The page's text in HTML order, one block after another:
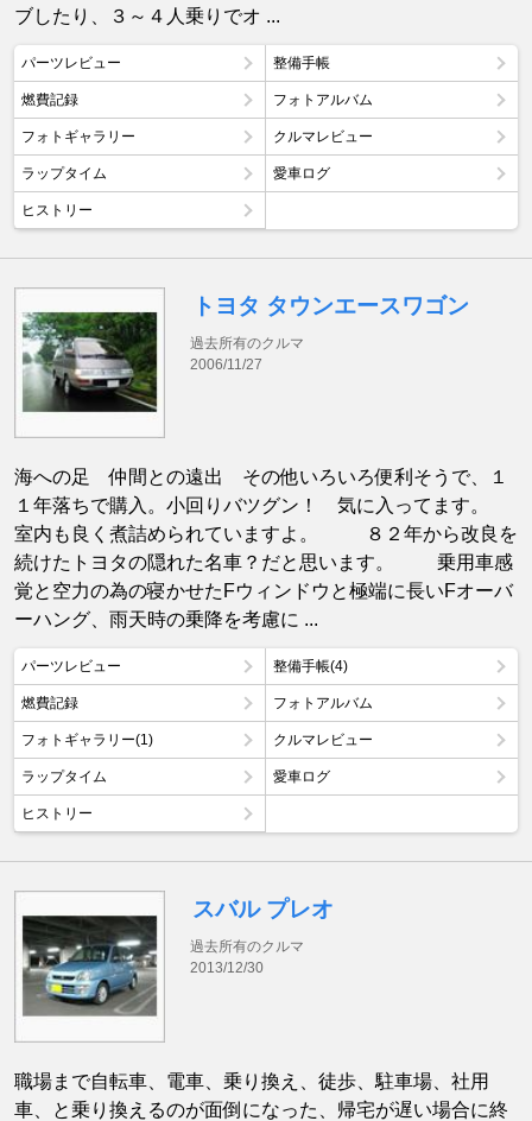
ブしたり、３～４人乗りでオ ...
パーツレビュー 整備手帳
燃費記録 フォトアルバム
フォトギャラリー クルマレビュー
ラップタイム 愛車ログ
ヒストリー
トヨタ タウンエースワゴン
過去所有のクルマ
2006/11/27
海への足 仲間との遠出 その他いろいろ便利そうで、１
１年落ちで購入。小回りバツグン！ 気に入ってます。
室内も良く煮詰められていますよ。 ８２年から改良を
続けたトヨタの隠れた名車？だと思います。 乗用車感
覚と空力の為の寝かせたFウィンドウと極端に長いFオーバ
ーハング、雨天時の乗降を考慮に ...
パーツレビュー 整備手帳(4)
燃費記録 フォトアルバム
フォトギャラリー(1) クルマレビュー
ラップタイム 愛車ログ
ヒストリー
スバル プレオ
過去所有のクルマ
2013/12/30
職場まで自転車、電車、乗り換え、徒歩、駐車場、社用
車、と乗り換えるのが面倒になった、帰宅が遅い場合に終